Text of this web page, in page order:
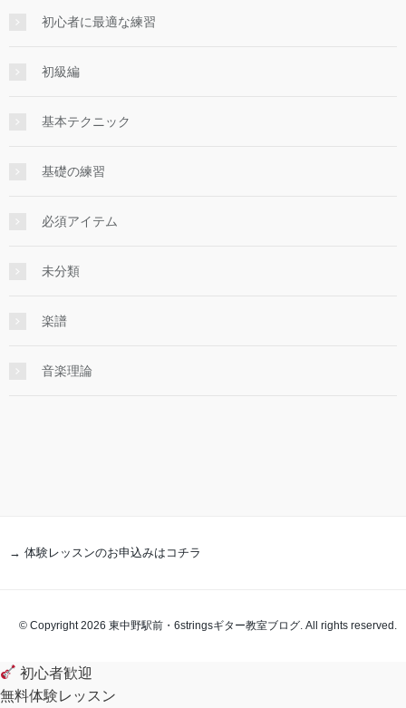
初心者に最適な練習
初級編
基本テクニック
基礎の練習
必須アイテム
未分類
楽譜
音楽理論
→ 体験レッスンのお申込みはコチラ
© Copyright 2026 東中野駅前・6stringsギター教室ブログ. All rights reserved.
初心者歓迎
無料体験レッスン